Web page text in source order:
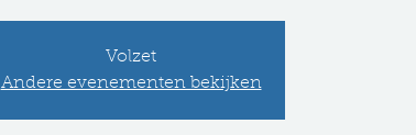
Volzet
Andere evenementen bekijken